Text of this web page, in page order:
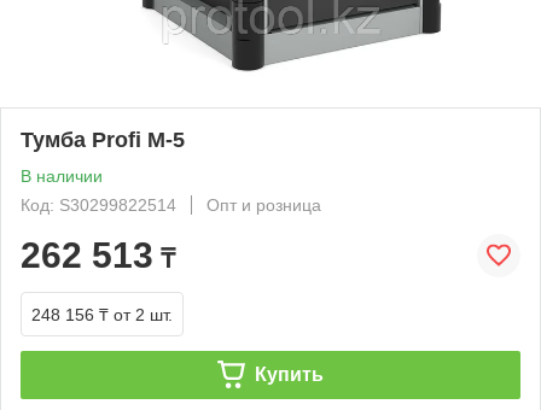
Тумба Profi M-5
В наличии
Код: S30299822514
Опт и розница
262 513 ₸
248 156 ₸ от 2 шт.
Купить